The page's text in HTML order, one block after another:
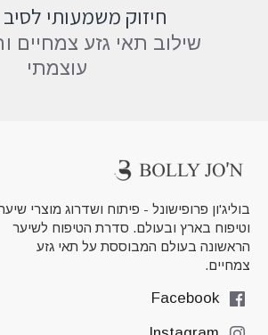
חיזוק משמעותי
עוצמתי
בוליג'ון פרופישונל - פיתוח ושדרוג מוצרי
וטיפוח בארץ ובעולם. סדרת הטיפוח לשיער
הראשונה בעולם המבוססת על תאי גזע
צמחיים.
Facebook